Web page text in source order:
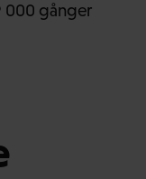
000 gånger